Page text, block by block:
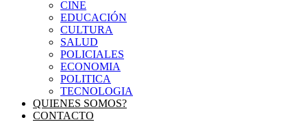
CINE
EDUCACIÓN
CULTURA
SALUD
POLICIALES
ECONOMIA
POLITICA
TECNOLOGIA
QUIENES SOMOS?
CONTACTO